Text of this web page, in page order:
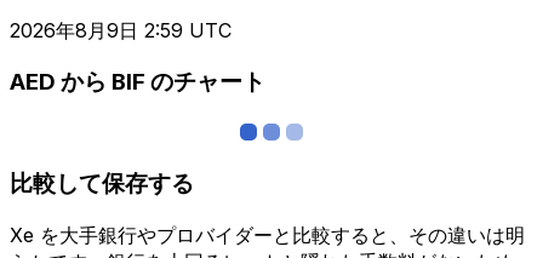
2026年8月9日 2:59 UTC
AED から BIF のチャート
比較して保存する
Xe を大手銀行やプロバイダーと比較すると、その違いは明